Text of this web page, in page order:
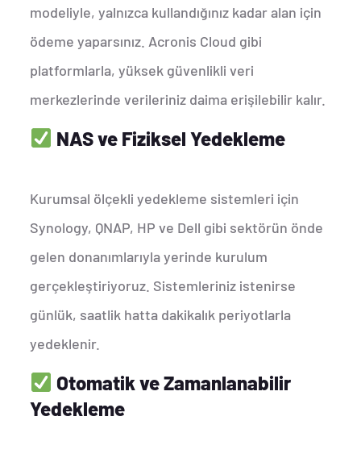
modeliyle, yalnızca kullandığınız kadar alan için
ödeme yaparsınız. Acronis Cloud gibi
platformlarla, yüksek güvenlikli veri
merkezlerinde verileriniz daima erişilebilir kalır.
NAS ve Fiziksel Yedekleme
Kurumsal ölçekli yedekleme sistemleri için
Synology, QNAP, HP ve Dell gibi sektörün önde
gelen donanımlarıyla yerinde kurulum
gerçekleştiriyoruz. Sistemleriniz istenirse
günlük, saatlik hatta dakikalık periyotlarla
yedeklenir.
Otomatik ve Zamanlanabilir
Yedekleme